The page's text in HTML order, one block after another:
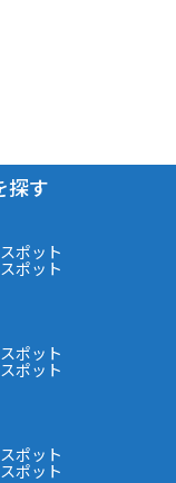
探す
ポット
ポット
ポット
ポット
ポット
ポット